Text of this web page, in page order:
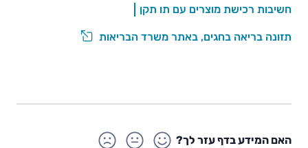
חשיבות רכישת מוצרים עם תו תקן
תזונה בריאה בחגים, באתר משרד הבריאות
האם המידע בדף עזר לך?